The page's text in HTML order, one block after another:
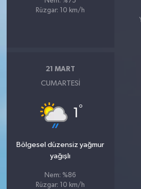
Rüzgar: 10 km/h
21 MART
CUMARTESI
1 °
Bölgesel düzensiz yağmur
yağışlı
Nem: %86
Rüzgar: 10 km/h